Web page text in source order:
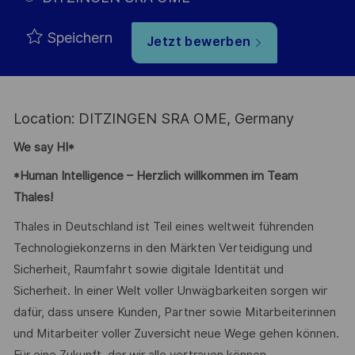
Speichern Jetzt bewerben
Location: DITZINGEN SRA OME, Germany
We say HI*
*Human Intelligence – Herzlich willkommen im Team
Thales!
Thales in Deutschland ist Teil eines weltweit führenden
Technologiekonzerns in den Märkten Verteidigung und
Sicherheit, Raumfahrt sowie digitale Identität und
Sicherheit. In einer Welt voller Unwägbarkeiten sorgen wir
dafür, dass unsere Kunden, Partner sowie Mitarbeiterinnen
und Mitarbeiter voller Zuversicht neue Wege gehen können.